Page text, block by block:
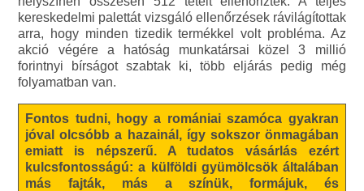
kereskedelmi palettát vizsgáló ellenőrzések rávilágítottak
arra, hogy minden tizedik termékkel volt probléma. Az
akció végére a hatóság munkatársai közel 3 millió
forintnyi bírságot szabtak ki, több eljárás pedig még
folyamatban van.
Fontos tudni, hogy a romániai szamóca gyakran
jóval olcsóbb a hazainál, így sokszor önmagában
emiatt is népszerű. A tudatos vásárlás ezért
kulcsfontosságú: a külföldi gyümölcsök általában
más fajták, más a színük, formájuk, és